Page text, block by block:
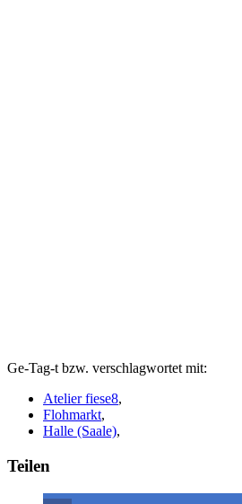
Ge-Tag-t bzw. verschlagwortet mit:
Atelier fiese8,
Flohmarkt,
Halle (Saale),
Teilen